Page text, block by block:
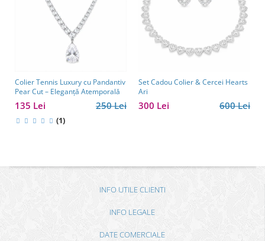
Colier Tennis Luxury cu Pandantiv
Pear Cut – Eleganță Atemporală
250 Lei
135 Lei
(1)
Set Cadou Colier & Cercei Hearts
Ari
600 Lei
300 Lei
INFO UTILE CLIENTI
INFO LEGALE
DATE COMERCIALE